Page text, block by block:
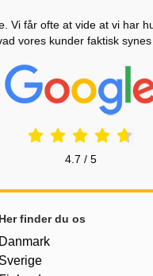
Vi får ofte at vide at vi har
vores kunder faktisk synes
Prisjakt
4.7 / 5
Her finder du os
Danmark
Sverige